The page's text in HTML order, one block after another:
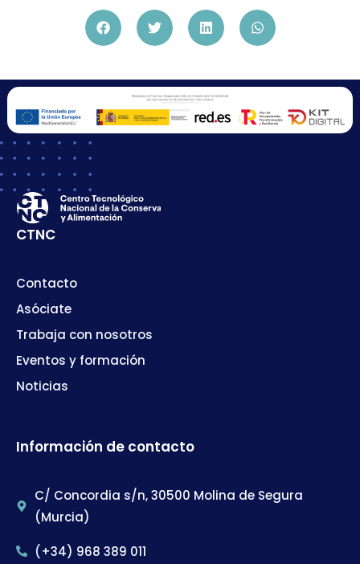
CTNC
Contacto
Asóciate
Trabaja con nosotros
Eventos y formación
Noticias
Información de contacto
C/ Concordia s/n, 30500 Molina de Segura
(Murcia)
(+34) 968 389 011